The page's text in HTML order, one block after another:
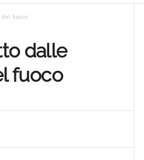
fuoco
dalle
fuoco